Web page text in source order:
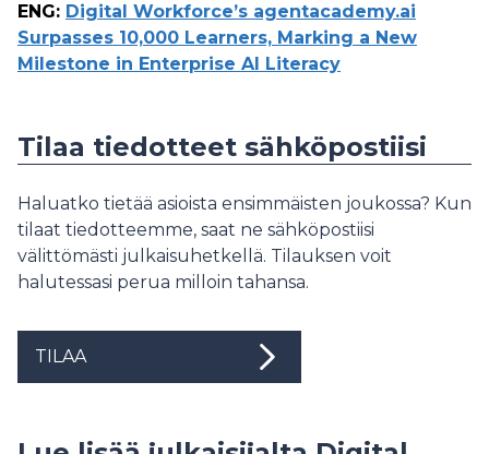
ENG: Digital Workforce’s agentacademy.ai
Surpasses 10,000 Learners, Marking a New
Milestone in Enterprise AI Literacy
Tilaa tiedotteet sähköpostiisi
Haluatko tietää asioista ensimmäisten joukossa? Kun
tilaat tiedotteemme, saat ne sähköpostiisi
välittömästi julkaisuhetkellä. Tilauksen voit
halutessasi perua milloin tahansa.
TILAA